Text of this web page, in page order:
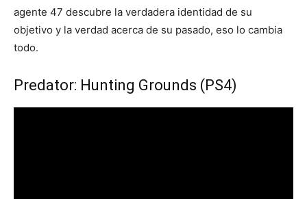
agente 47 descubre la verdadera identidad de su
objetivo y la verdad acerca de su pasado, eso lo cambia
todo.
Predator: Hunting Grounds (PS4)